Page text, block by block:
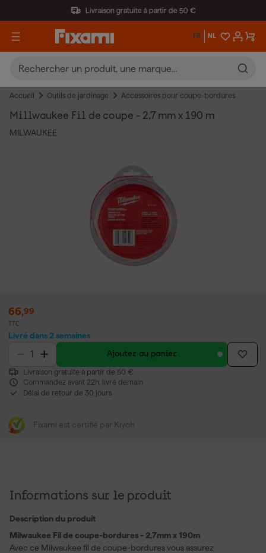
Livraison gratuite à partir de 50 €
FR NL
Accueil Outils de jardinage Accessoires pour coupe-bordures
Millwaukee Fil de coupe - 2,7 mm x 190 m
MILWAUKEE
66,99
TTC
Livré dans 2 semaines
Ajouter au panier
Livraison gratuite à partir de 50 €
Commandez avant 22h, livré demain
Délai de retour de 30 jours
Fixami est certifié par Kiyoh
Informations sur le produit
Description du produit
Milwaukee Fil de coupe-bordures - 2,7mm x 190m
Avec ce Milwaukee fil de coupe-bordures vous assurez